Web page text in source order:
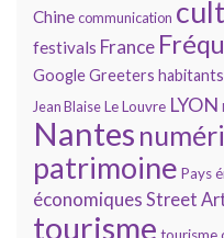
Chinecommunication
festivals France
GoogleGreeters
Jean BlaiseLe Louvre LYON
Nantes
patrimoine Pays
économiques Street
tourisme